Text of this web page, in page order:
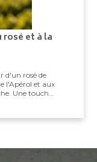
rosé et à la
d'un rosé de
l'Apérol et aux
Une touche